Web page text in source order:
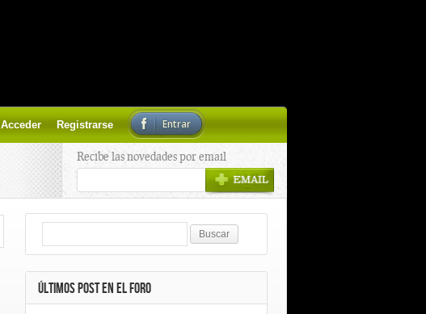
Acceder Registrarse Entrar
Recibe las novedades por email
ÚLTIMOS POST EN EL FORO